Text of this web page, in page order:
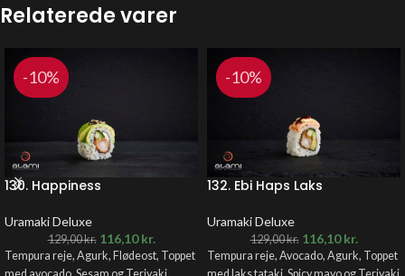
Relaterede varer
-10%
130. Happiness
Uramaki Deluxe
129,00kr. 116,10kr.
Tempura reje, Agurk, Flødeost, Toppet
-10%
132. Ebi Haps Laks
Uramaki Deluxe
129,00kr. 116,10kr.
Tempura reje, Avocado, Agurk, Toppet